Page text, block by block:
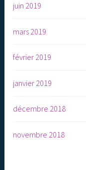
juin 2019
mars 2019
février 2019
janvier 2019
décembre 2018
novembre 2018